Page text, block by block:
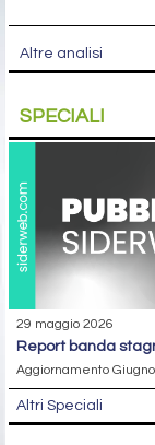
Altre analisi
SPECIALI
29 maggio 2026
report banda
Aggiornamento
Altri Speciali